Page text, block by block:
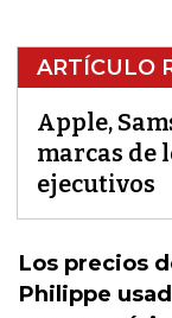
ARTÍCULO
Apple,
marcas de
ejecutivos
Los precios
Philippe